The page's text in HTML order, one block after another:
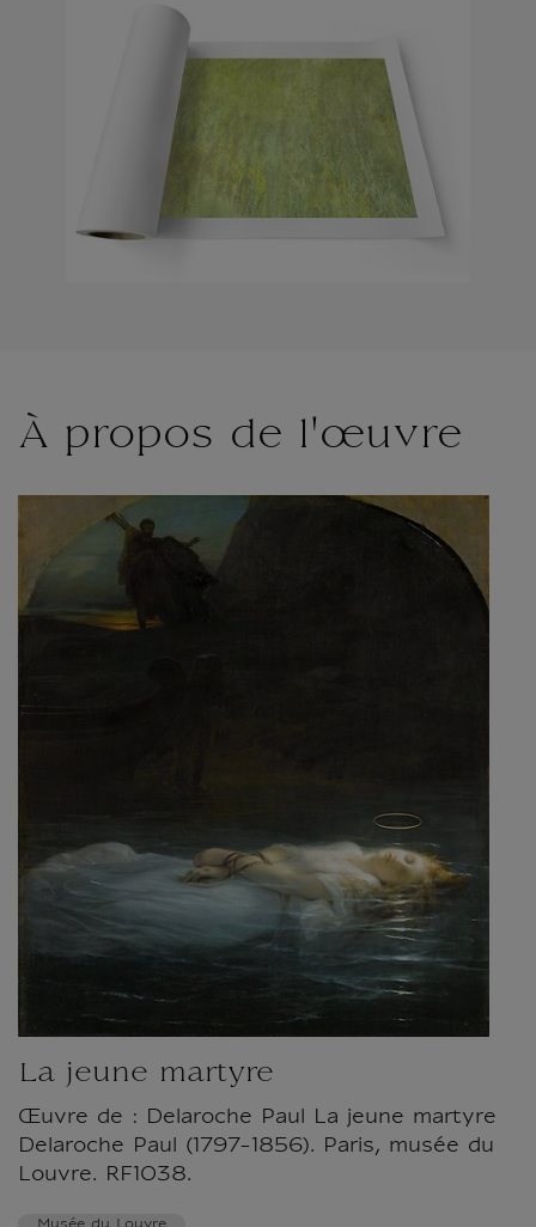
À propos de l'œuvre
La jeune martyre
Œuvre de : Delaroche Paul La jeune martyre
Delaroche Paul (1797-1856). Paris, musée du
Louvre. RF1038.